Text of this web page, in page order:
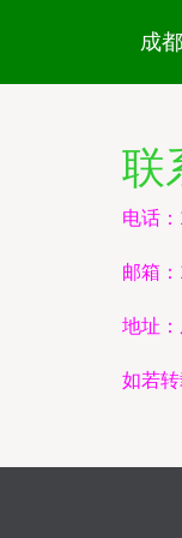
成
联
电话
邮箱：
地址
如若